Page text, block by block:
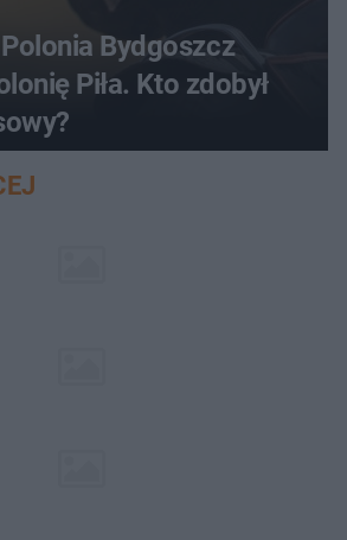
Bydgoszcz
Piła. Kto zdobył